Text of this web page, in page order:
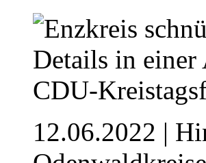
12.06.2022 |